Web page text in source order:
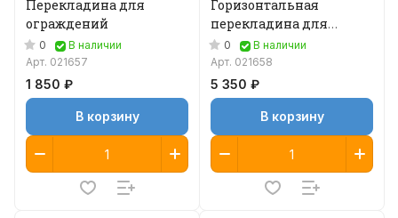
Перекладина для
ограждений
0
В наличии
Арт. 021657
1 850 ₽
В корзину
Горизонтальная
перекладина для
ограждений
0
В наличии
Арт. 021658
5 350 ₽
В корзину